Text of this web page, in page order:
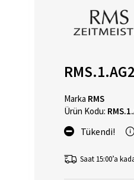
Marka RMS
Ürün Kodu:
Tükendi!
Saat 15:00’a